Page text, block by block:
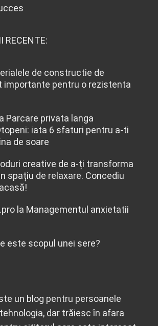
RECENTE:
de constructie de
importante pentru o rezistenta
la Parcare privata langa
iata 6 sfaturi pentru a-ti
de soare
creative de a-ți transforma
spațiu de relaxare. Concediu
la Managementul anxietatii
este scopul unei sere?
un blog pentru persoanele
dar trăiesc în afara